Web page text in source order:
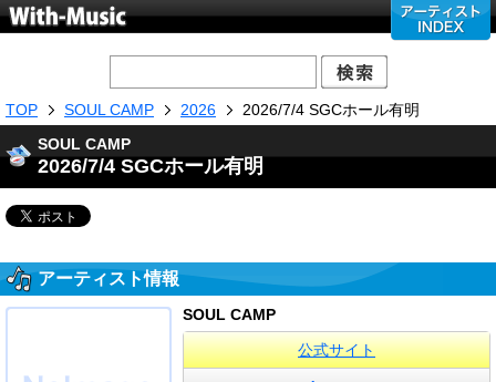
TOP SOUL CAMP 2026
2026/7/4 SGCホール有明
SOUL CAMP
2026/7/4 SGCホール有明
アーティスト情報
SOUL CAMP
公式サイト